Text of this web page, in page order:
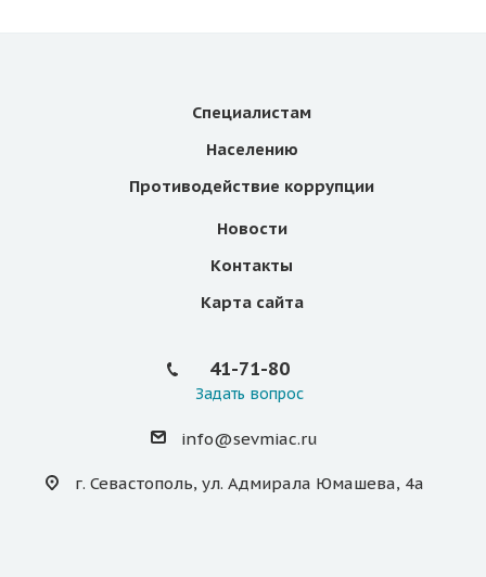
Специалистам
Населению
Противодействие коррупции
Новости
Контакты
Карта сайта
41-71-80
Задать вопрос
info@sevmiac.ru
г. Севастополь, ул. Адмирала Юмашева, 4а